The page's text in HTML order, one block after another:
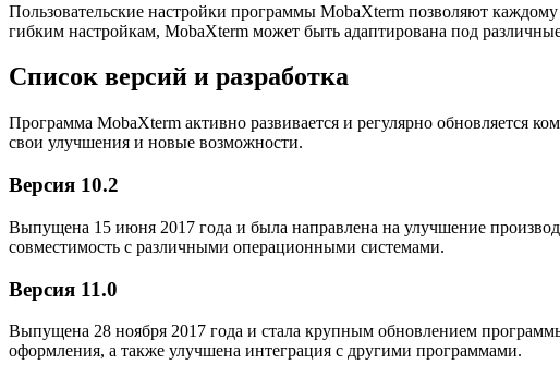
Пользовательские настройки программы MobaXterm позволяют
гибким настройкам, MobaXterm может быть адаптирована под
Список версий и разработка
Программа MobaXterm активно развивается и регулярно обновляется
свои улучшения и новые возможности.
Версия 10.2
Выпущена 15 июня 2017 года и была направлена на улучшение
совместимость с различными операционными системами.
Версия 11.0
Выпущена 28 ноября 2017 года и стала крупным обновлением
оформления, а также улучшена интеграция с другими программами.